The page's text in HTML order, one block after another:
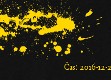
Čas: 2016-